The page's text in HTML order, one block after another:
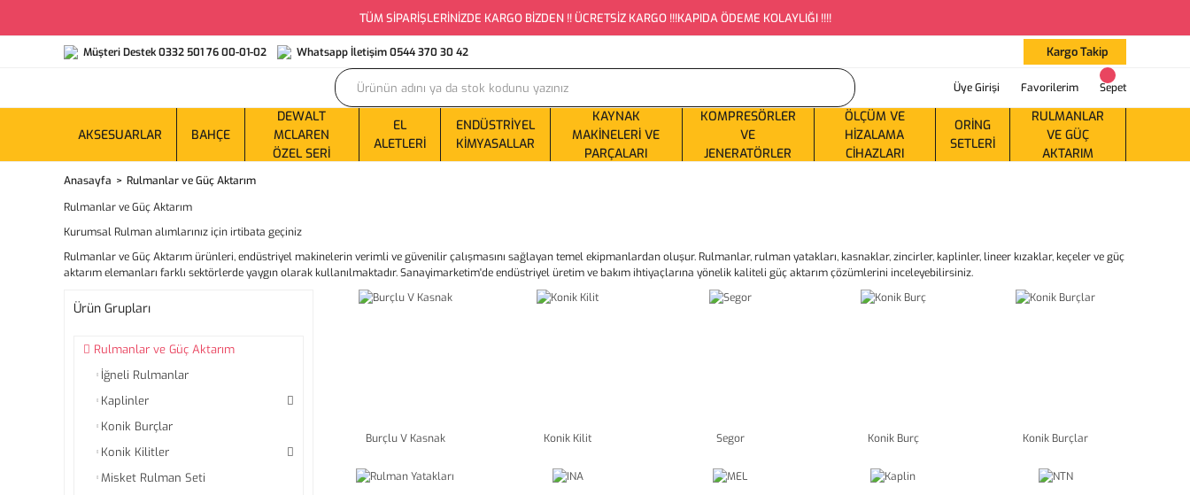
TÜM SİPARİŞLERİNİZDE KARGO BİZDEN !! ÜCRETSİZ KARGO !!!KAPIDA ÖDEME KOLAYLIĞI !!!!
Müşteri Destek 0332 501 76 00-01-02 Whatsapp İletişim 0544 370 30 42 Kargo Takip
Üye Girişi Favorilerim Sepet
AKSESUARLAR BAHÇE
DEWALT
MCLAREN
ÖZEL SERI
EL
ALETLERI
ENDÜSTRIYEL
KIMYASALLAR
KAYNAK
MAKINELERI VE
PARÇALARI
KOMPRESÖRLER
VE
JENERATÖRLER
ÖLÇÜM VE
HIZALAMA
CIHAZLARI
ORING
SETLERI
RULMANLAR
VE GÜÇ
AKTARIM
Anasayfa
Rulmanlar ve Güç Aktarım
Rulmanlar ve Güç Aktarım
Kurumsal Rulman alımlarınız için irtibata geçiniz
Rulmanlar ve Güç Aktarım ürünleri, endüstriyel makinelerin verimli ve güvenilir çalışmasını sağlayan temel ekipmanlardan oluşur. Rulmanlar, rulman yatakları, kasnaklar, zincirler, kaplinler, lineer kızaklar, keçeler ve güç
aktarım elemanları farklı sektörlerde yaygın olarak kullanılmaktadır. Sanayimarketim'de endüstriyel üretim ve bakım ihtiyaçlarına yönelik kaliteli güç aktarım çözümlerini inceleyebilirsiniz.
Ürün Grupları
Rulmanlar ve Güç Aktarım
İğneli Rulmanlar
Kaplinler
Konik Burçlar
Konik Kilitler
Misket Rulman Seti
Burçlu V Kasnak Konik Kilit Segor Konik Burç Konik Burçlar